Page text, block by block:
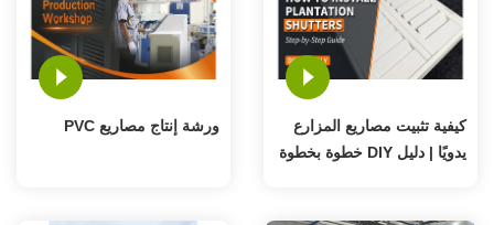
ورشة إنتاج مصاريع PVC
كيفية تثبيت مصاريع المزارع
يدويًا | دليل DIY خطوة بخطوة